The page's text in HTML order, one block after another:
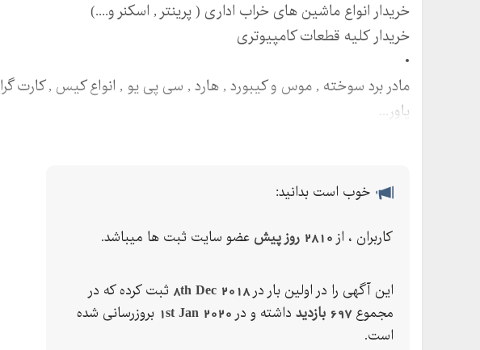
خریدار انواع ماشین های خراب اداری ( پرینتر , اسکنر و....)
خریدار کلیه قطعات کامپیوتری
•
مادر برد سوخته , موس و کیبورد , هارد , سی پی یو , انواع کیس ,
پاور...
خرید انواع بارهای ضایعات مــُزایده ای با مقـــدار بــــــــالا و حتی
خوب است بدانید:
کاربران ، از 2810 روز پیش عضو سایت ثبت ها میباشد.
این آگهی را در اولین بار در8th Dec 2018 ثبت کرده که در
مجموع697 بازدید داشته و در 1st Jan 2020 بروزرسانی شده
است.